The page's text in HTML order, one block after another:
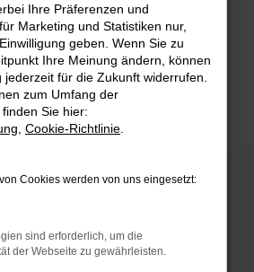
Error
Fehler aufgetreten.
Tipps, die dir helfen können:
Firewall und deine
zum Beispiel deine
bestimmter Seiten
die Seite in einem
oder in einem privaten
Ihre Präferenzen und
Marketing und Statistiken nur,
geben. Wenn Sie zu
Ihre Meinung ändern, können
jederzeit für die Zukunft widerrufen.
zum Umfang der
Sie hier:
Cookie-Richtlinie
Cookies werden von uns eingesetzt:
sind erforderlich, um die
der Webseite zu gewährleisten.